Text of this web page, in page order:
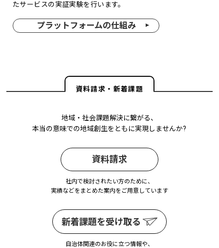
たサービスの実証実験を行います。
プラットフォームの仕組み
資料請求・新着課題
地域・社会課題解決に繋がる、
本当の意味での地域創生をともに実現しませんか?
資料請求
社内で検討されたい方のために、
実績などをまとめた案内をご用意しています
新着課題を受け取る
自治体関連のお役に立つ情報や、